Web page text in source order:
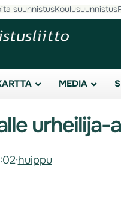
suunnistusKoulusuunnistus
MEDIA
urheilija-
·huippu